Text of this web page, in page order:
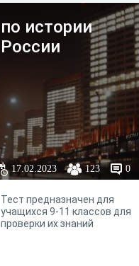
по истории
России
17.02.2023 123 0
Тест предназначен для
учащихся 9-11 классов для
проверки их знаний